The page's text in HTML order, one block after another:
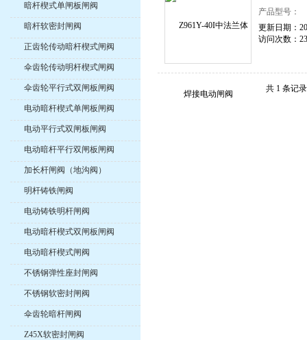
暗杆楔式单闸板闸阀
暗杆软密封闸阀
正齿轮传动暗杆楔式闸阀
伞齿轮传动明杆楔式闸阀
伞齿轮平行式双闸板闸阀
电动暗杆楔式单闸板闸阀
电动平行式双闸板闸阀
电动暗杆平行双闸板闸阀
加长杆闸阀（地沟阀）
明杆铸铁闸阀
电动铸铁明杆闸阀
电动暗杆楔式双闸板闸阀
电动暗杆楔式闸阀
不锈钢弹性座封闸阀
不锈钢软密封闸阀
伞齿轮暗杆闸阀
Z45X软密封闸阀
产品型号：
更新日期：
访问次数：
共 1 条记